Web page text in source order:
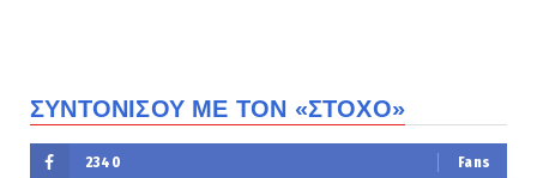
ΣΥΝΤΟΝΙΣΟΥ ΜΕ ΤΟΝ «ΣΤΟΧΟ»
2340 Fans